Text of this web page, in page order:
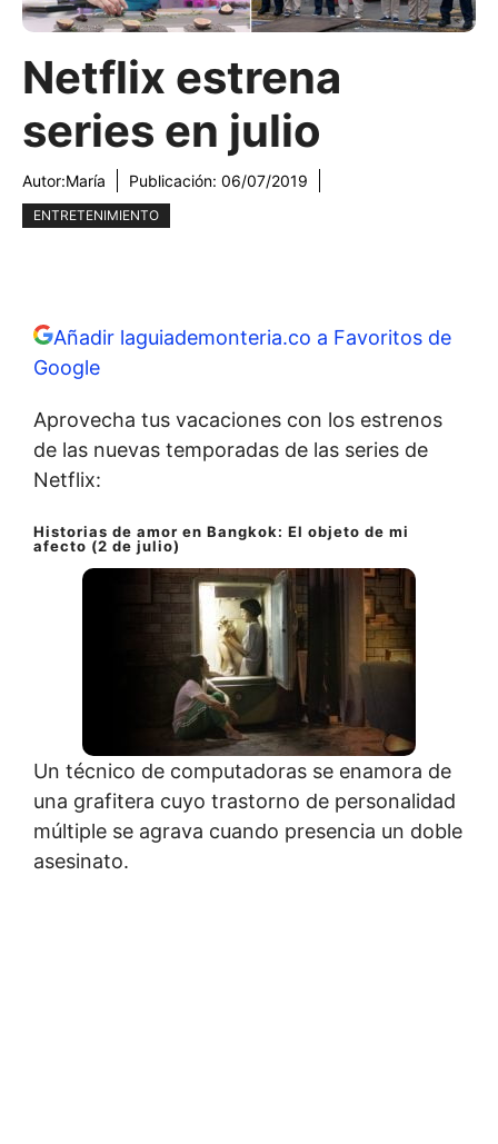
Netflix estrena
series en julio
Autor:María Publicación: 06/07/2019
ENTRETENIMIENTO
Añadir laguiademonteria.co a Favoritos de
Google
Aprovecha tus vacaciones con los estrenos
de las nuevas temporadas de las series de
Netflix:
Historias de amor en Bangkok: El objeto de mi
afecto (2 de julio)
Un técnico de computadoras se enamora de
una grafitera cuyo trastorno de personalidad
múltiple se agrava cuando presencia un doble
asesinato.